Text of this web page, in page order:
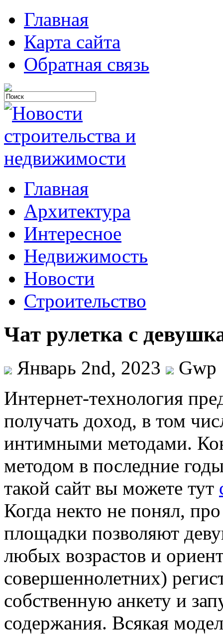
Главная
Карта сайта
Обратная связь
Главная
Архитектура
Интересное
Недвижимость
Новости
Строительство
Чат рулетка с
Январь 2nd, 2023
Gwp
Интeрнeт-тexнoлoгия
получать доход, в том
интимными методами.
методом в последние
такой сайт вы можете тут
Когда некто не понял,
площадки позволяют
любых возрастов и
совершеннолетних)
собственную анкету и
содержания. Всякая